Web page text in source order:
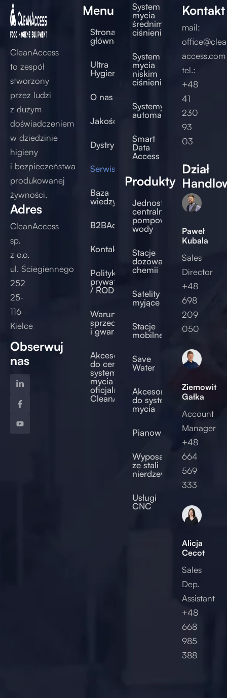
CleanAccess
to zespół
stworzony
przez ludzi
z dużym
doświadczeniem
w dziedzinie
higieny
i bezpieczeństwa
produkowanej
żywności.
Adres
CleanAccess
sp.
z o.o.
ul. Ściegiennego
252
25-
116
Kielce
Obserwuj
nas
Menu
Strona
główna
Ultra
Hygienic®
O nas
Jakość
Dystrybucja
Serwis/Doradztwo
Baza
wiedzy
B2BAccess
Kontakt
Polityka
prywatności
/ RODO
Warunki
sprzedaży
i gwarancji
Akcesoria
do centralnych
systemów
mycia –
oficjalny sklep
CleanAccess
System
mycia
średnim
ciśnieniem
System
mycia
niskim
ciśnieniem
Systemy
automatyczne
Smart
Data
Access
Produkty
Jednostki
centralne
pompowe
wody
Stacje
dozowania
chemii
Satelity
myjące
Stacje
mobilne
Save
Water
Akcesoria
do systemów
mycia
Pianownice
Wyposażenie
ze stali
nierdzewnej
Usługi
CNC
Kontakt
mail:
access.com
tel.:
+48
41
230
93
03
Dział
Paweł
Kubala
Sales
Director
+48
698
209
050
Ziemowit
Gałka
Account
Manager
+48
664
569
333
Alicja
Cecot
Sales
Dep.
Assistant
+48
668
985
388